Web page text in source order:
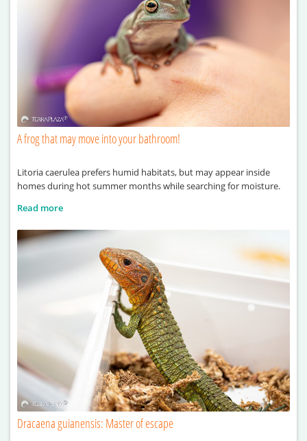
A frog that may move into your bathroom!
Litoria caerulea prefers humid habitats, but may appear inside
homes during hot summer months while searching for moisture.
Read more
Dracaena guianensis: Master of escape